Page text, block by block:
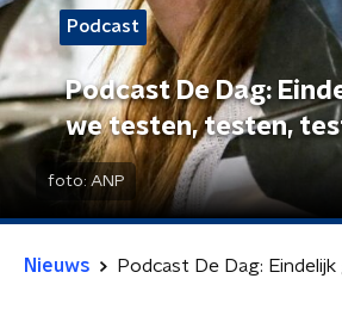
Podcast
Podcast De Dag:
we testen, testen,
foto: ANP
Nieuws